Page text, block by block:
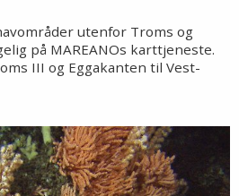
utenfor Troms og
på MAREANOs karttjeneste.
III og Eggakanten til Vest-